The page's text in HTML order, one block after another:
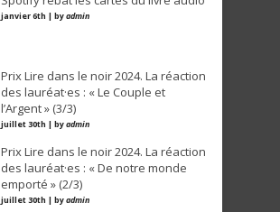
janvier 6th | byadmin
Prix Lire dans le noir 2024. La réaction
des lauréat·es : « Le Couple et
l’Argent » (3/3)
juillet 30th | byadmin
Prix Lire dans le noir 2024. La réaction
des lauréat·es : « De notre monde
emporté » (2/3)
juillet 30th | byadmin